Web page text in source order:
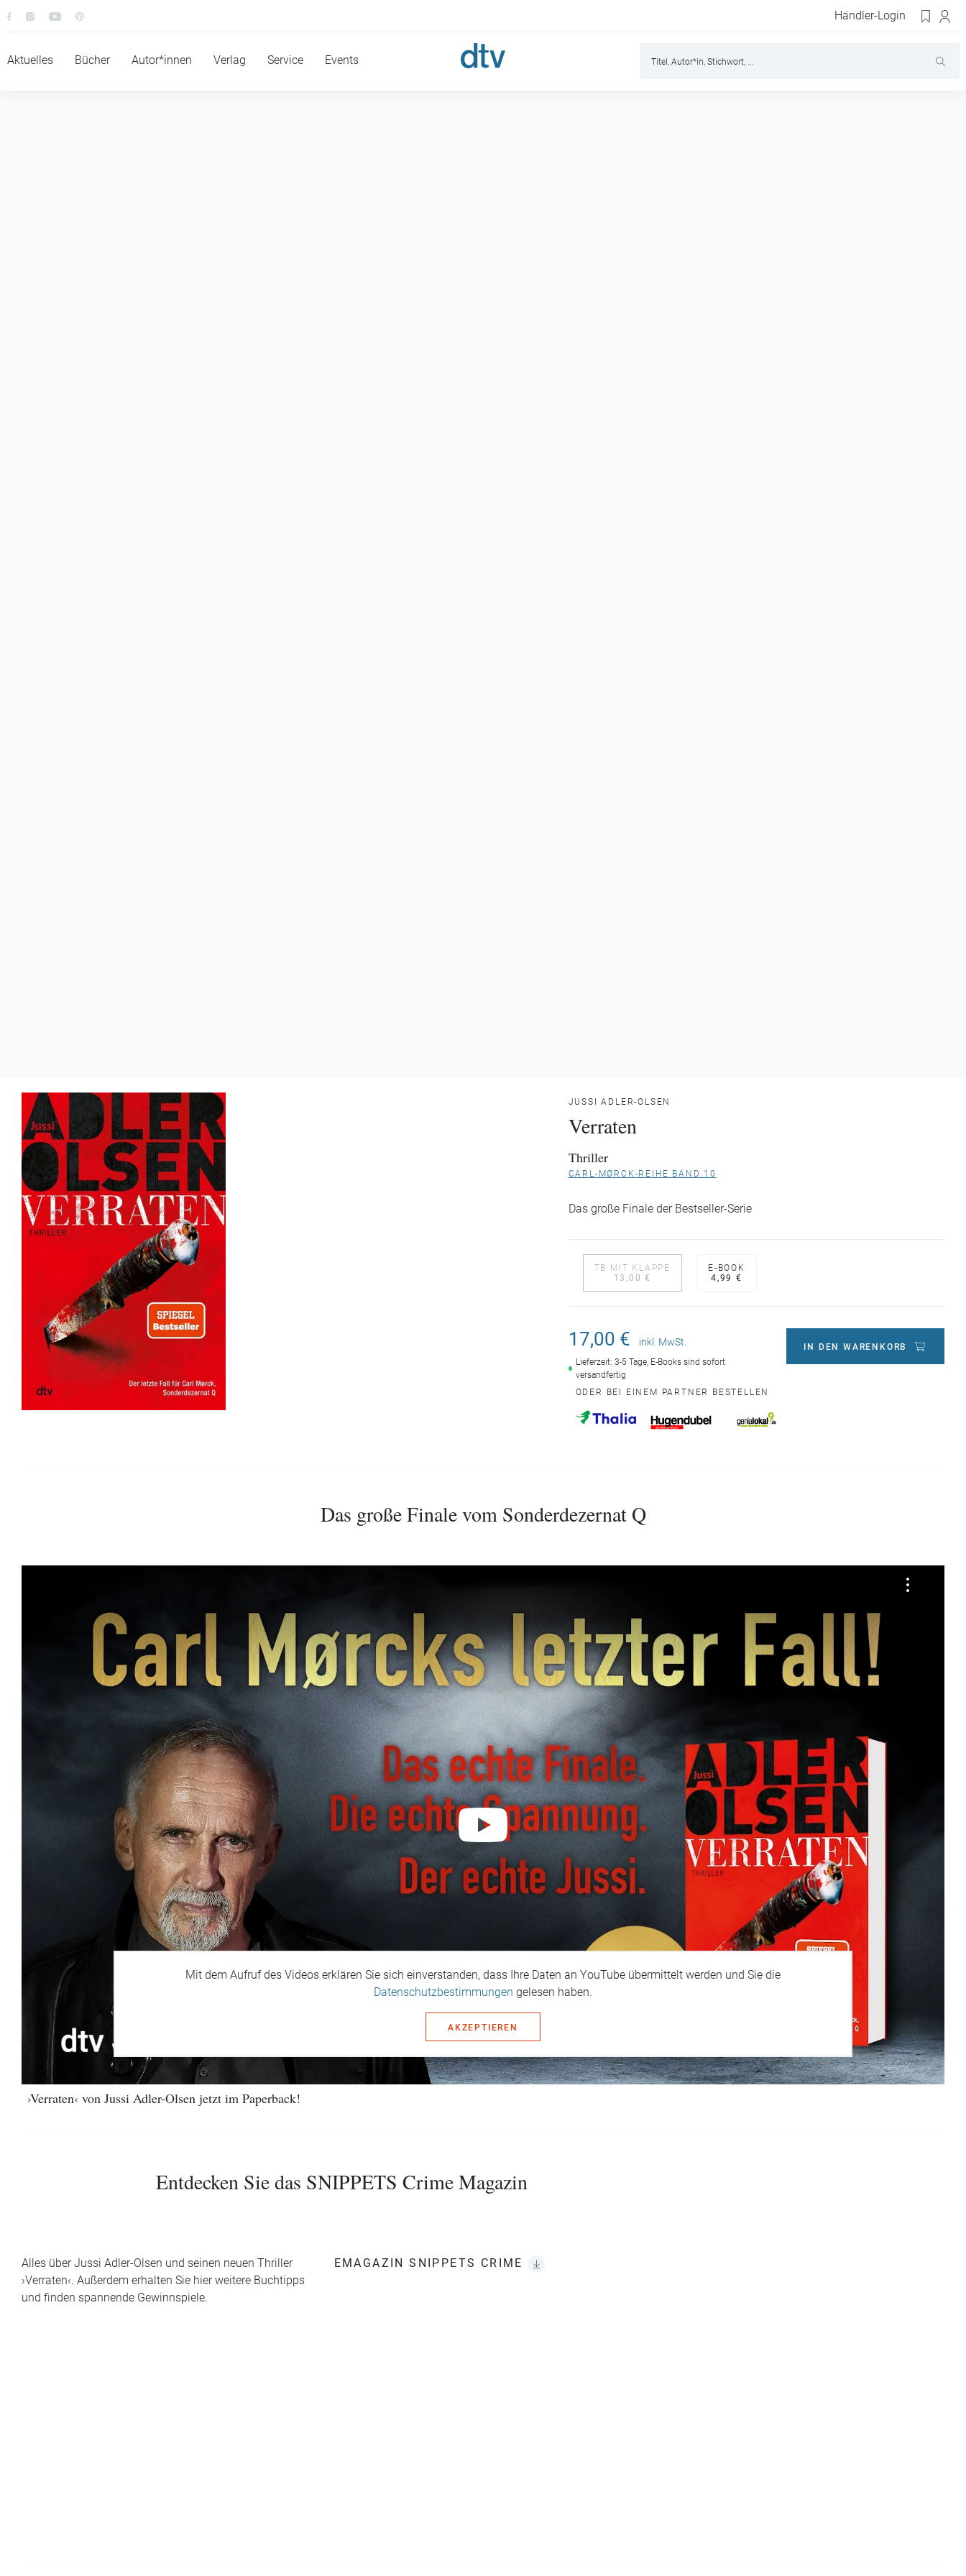
Händler-Login
Aktuelles Bücher Autor*innen Verlag Service Events
BESTSELLER
JUSSI ADLER-OLSEN
Verraten
Thriller
CARL-MØRCK-REIHE BAND 10
Das große Finale der Bestseller-Serie
TB MIT KLAPPE
13,00 €
E-BOOK
4,99 €
17,00 € inkl. MwSt.
Lieferzeit: 3-5 Tage, E-Books sind sofort
versandfertig
IN DEN WARENKORB
ODER BEI EINEM PARTNER BESTELLEN
Das große Finale vom Sonderdezernat Q
Mit dem Aufruf des Videos erklären Sie sich einverstanden, dass Ihre Daten an YouTube übermittelt werden und Sie die
Datenschutzbestimmungen gelesen haben.
AKZEPTIEREN
›Verraten‹ von Jussi Adler-Olsen jetzt im Paperback!
Entdecken Sie das SNIPPETS Crime Magazin
Alles über Jussi Adler-Olsen und seinen neuen Thriller
›Verraten‹. Außerdem erhalten Sie hier weitere Buchtipps
und finden spannende Gewinnspiele.
EMAGAZIN SNIPPETS CRIME